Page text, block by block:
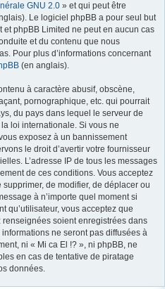
GNU 2.0 » et qui peut être
Le logiciel phpBB a pour seul but
phpBB Limited ne peut en aucun cas
et du contenu que nous
Pour plus d’informations concernant
(en anglais).
à caractère abusif, obscène,
pornographique, etc. qui pourrait
du pays dans lequel le serveur de
loi internationale. Si vous ne
exposez à un bannissement
le droit d’avertir votre fournisseur
L’adresse IP de tous les messages
de ces conditions. Vous acceptez
de modifier, de déplacer ou
à n’importe quel moment si
qu’utilisateur, vous acceptez que
soient enregistrées dans
ne seront pas diffusées à
ni « Mi ca El !? », ni phpBB, ne
en cas de tentative de piratage
données.